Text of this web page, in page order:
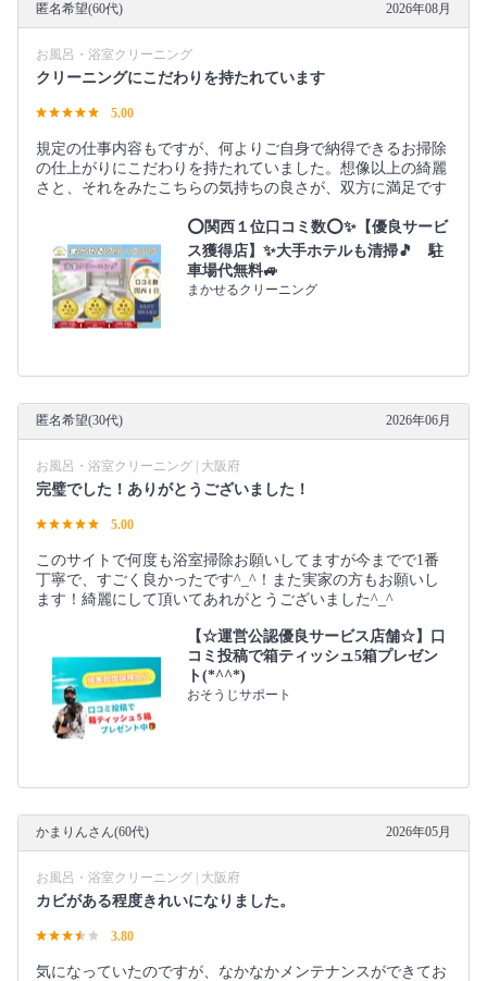
匿名希望(60代) 2026年08月
お風呂・浴室クリーニング
クリーニングにこだわりを持たれています
5.00
規定の仕事内容もですが、何よりご自身で納得できるお掃除
の仕上がりにこだわりを持たれていました。想像以上の綺麗
さと、それをみたこちらの気持ちの良さが、双方に満足です
⭕関西１位口コミ数⭕✨【優良サービ
ス獲得店】✨大手ホテルも清掃🎵 駐
車場代無料🚙
まかせるクリーニング
匿名希望(30代) 2026年06月
お風呂・浴室クリーニング | 大阪府
完璧でした！ありがとうございました！
5.00
このサイトで何度も浴室掃除お願いしてますが今までで1番
丁寧で、すごく良かったです^_^！また実家の方もお願いし
ます！綺麗にして頂いてあれがとうございました^_^
【☆運営公認優良サービス店舗☆】口
コミ投稿で箱ティッシュ5箱プレゼン
ト(*^^*)
おそうじサポート
かまりんさん(60代) 2026年05月
お風呂・浴室クリーニング | 大阪府
カビがある程度きれいになりました。
3.80
気になっていたのですが、なかなかメンテナンスができてお